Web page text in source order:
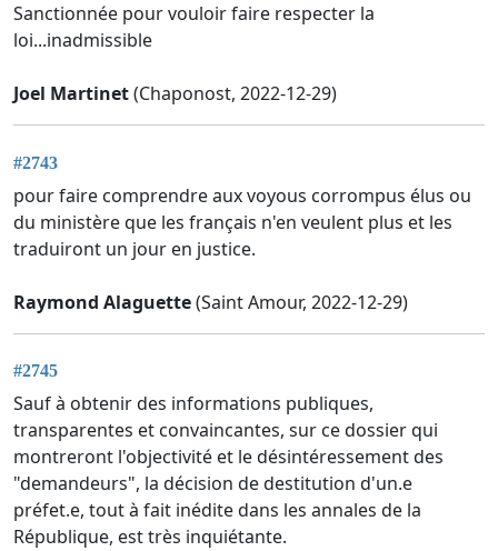
Sanctionnée pour vouloir faire respecter la
loi...inadmissible
Joel Martinet(Chaponost, 2022-12-29)
#2743
pour faire comprendre aux voyous corrompus élus ou
du ministère que les français n'en veulent plus et les
traduiront un jour en justice.
Raymond Alaguette(Saint Amour, 2022-12-29)
#2745
Sauf à obtenir des informations publiques,
transparentes et convaincantes, sur ce dossier qui
montreront l'objectivité et le désintéressement des
"demandeurs", la décision de destitution d'un.e
préfet.e, tout à fait inédite dans les annales de la
République, est très inquiétante.